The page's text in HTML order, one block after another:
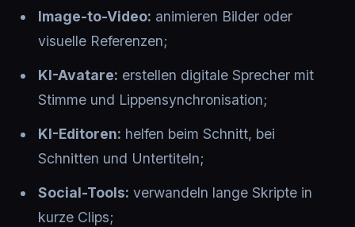
Image-to-Video: animieren Bilder oder
visuelle Referenzen;
KI-Avatare: erstellen digitale Sprecher mit
Stimme und Lippensynchronisation;
KI-Editoren: helfen beim Schnitt, bei
Schnitten und Untertiteln;
Social-Tools: verwandeln lange Skripte in
kurze Clips;